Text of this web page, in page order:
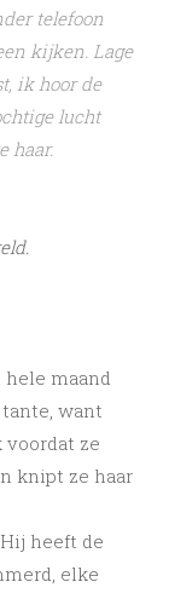
telefoon
kijken. Lage
ik hoor de
lucht
haar.
maand
want
voordat ze
knipt ze haar
heeft de
elke